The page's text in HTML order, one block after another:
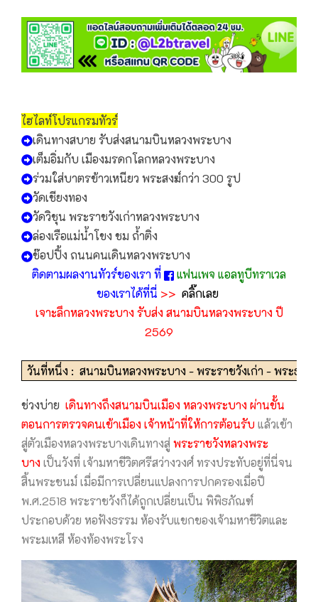
ไฮไลท์โปรแกรมทัวร์
เดินทางสบาย รับส่งสนามบินหลวงพระบาง
เต็มอิ่มกับ เมืองมรดกโลกหลวงพระบาง
ร่วมใส่บาตรข้าวเหนียว พระสงฆ์กว่า 300 รูป
วัดเชียงทอง
วัดวิชุน พระราชวังเก่าหลวงพระบาง
ล่องเรือแม่น้ำโขง ชม ถ้ำติ่ง
ช๊อปปิ้ง ถนนคนเดินหลวงพระบาง
ติดตามผลงานทัวร์ของเรา ที่
แฟนเพจ แอลทูบีทราเวล
ของเราได้ที่นี่ >> คลิ๊กเลย
เจาะลึกหลวงพระบาง รับส่ง สนามบินหลวงพระบาง ปี
2569
วันที่หนึ่ง : สนามบินหลวงพระบาง - พระราชวังเก่า - พระธาตุ
ช่วงบ่าย เดินทางถึงสนามบินเมือง หลวงพระบาง ผ่านขั้น
ตอนการตรวจคนเข้าเมือง เจ้าหน้าที่ให้การต้อนรับแล้วเข้า
สู่ตัวเมืองหลวงพระบางเดินทางสู่ พระราชวังหลวงพระ
บางเป็นวังที่ เจ้ามหาชีวิตศรีสว่างวงศ์ ทรงประทับอยู่ที่นี่จน
สิ้นพระชนม์ เมื่อมีการเปลี่ยนแปลงการปกครองเมื่อปี
พ.ศ.2518 พระราชวังก็ได้ถูกเปลี่ยนเป็น พิพิธภัณฑ์
ประกอบด้วย หอฟังธรรม ห้องรับแขกของเจ้ามหาชีวิตและ
พระมเหสี ห้องท้องพระโรง